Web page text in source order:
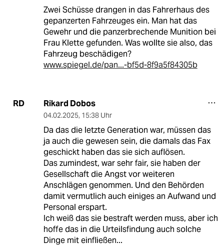
Zwei Schüsse drangen in das Fahrerhaus des
gepanzerten Fahrzeuges ein. Man hat das
Gewehr und die panzerbrechende Munition bei
Frau Klette gefunden. Was wollte sie also, das
Fahrzeug beschädigen?
www.spiegel.de/pan...-bf5d-8f9a5f84305b
RD Rikard Dobos
04.02.2025, 15:38 Uhr
Da das die letzte Generation war, müssen das
ja auch die gewesen sein, die damals das Fax
geschickt haben das sie sich auflösen.
Das zumindest, war sehr fair, sie haben der
Gesellschaft die Angst vor weiteren
Anschlägen genommen. Und den Behörden
damit vermutlich auch einiges an Aufwand und
Personal erspart.
Ich weiß das sie bestraft werden muss, aber ich
hoffe das in die Urteilsfindung auch solche
Dinge mit einfließen...